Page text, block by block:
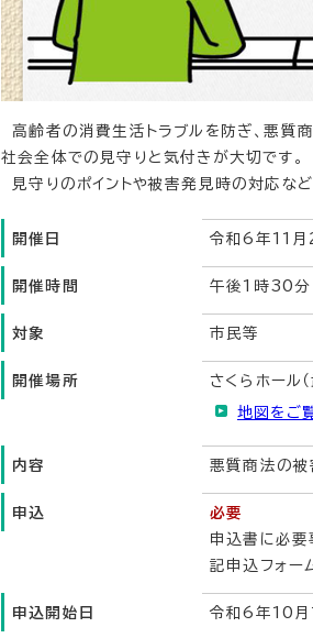
高齢者の消費生活トラブルを防ぎ、悪質
社会全体での見守りと気付きが大切です。
見守りのポイントや被害発見時の対応など
開催日 令和6年11
開催時間 午後1時30分
対象 市民等
開催場所 さくらホール
地図をご
内容 悪質商法の被
申込
必要
申込書に必要
記申込フォー
申込開始日 令和6年10